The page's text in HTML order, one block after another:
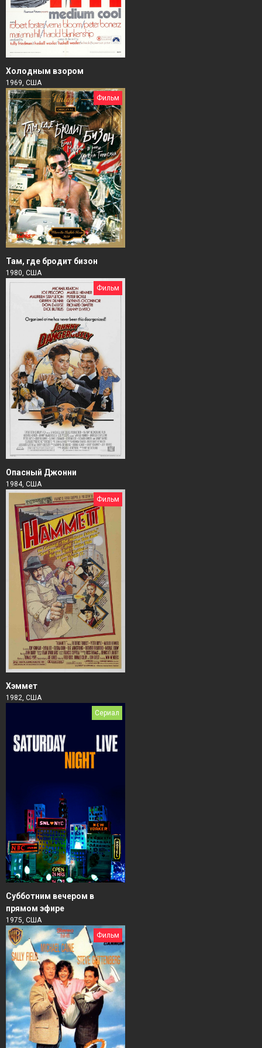
Холодным взором
1969, США
Фильм
Там, где бродит бизон
1980, США
Фильм
Опасный Джонни
1984, США
Фильм
Хэммет
1982, США
Сериал
Субботним вечером в
прямом эфире
1975, США
Фильм